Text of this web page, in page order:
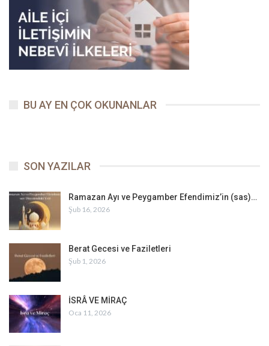
BU AY EN ÇOK OKUNANLAR
SON YAZILAR
Ramazan Ayı ve Peygamber Efendimiz’in (sas)…
Şub 16, 2026
Berat Gecesi ve Faziletleri
Şub 1, 2026
İSRÂ VE MİRAÇ
Oca 11, 2026